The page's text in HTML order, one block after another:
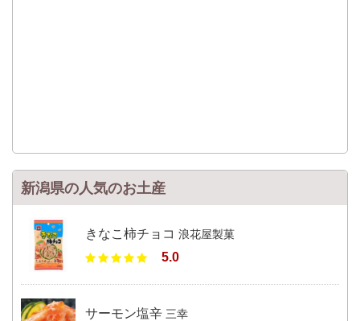
新潟県の人気のお土産
きなこ柿チョコ 浪花屋製菓
5.0
サーモン塩辛 三幸